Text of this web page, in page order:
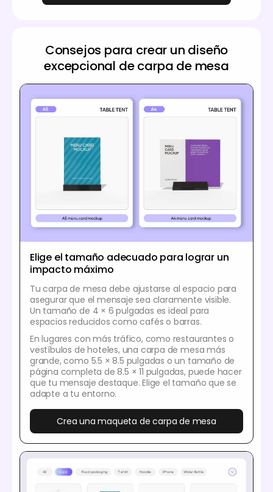
Consejos para crear un diseño
excepcional de carpa de mesa
Elige el tamaño adecuado para lograr un
impacto máximo
Tu carpa de mesa debe ajustarse al espacio para
asegurar que el mensaje sea claramente visible.
Un tamaño de 4 × 6 pulgadas es ideal para
espacios reducidos como cafés o barras.
En lugares con más tráfico, como restaurantes o
vestíbulos de hoteles, una carpa de mesa más
grande, como 5.5 × 8.5 pulgadas o un tamaño de
página completa de 8.5 × 11 pulgadas, puede hacer
que tu mensaje destaque. Elige el tamaño que se
adapte a tu entorno.
Crea una maqueta de carpa de mesa